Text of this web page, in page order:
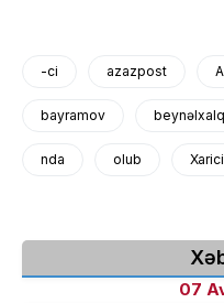
-ci azazpost
bayramov beynəlxalq
nda olub Xarici
07